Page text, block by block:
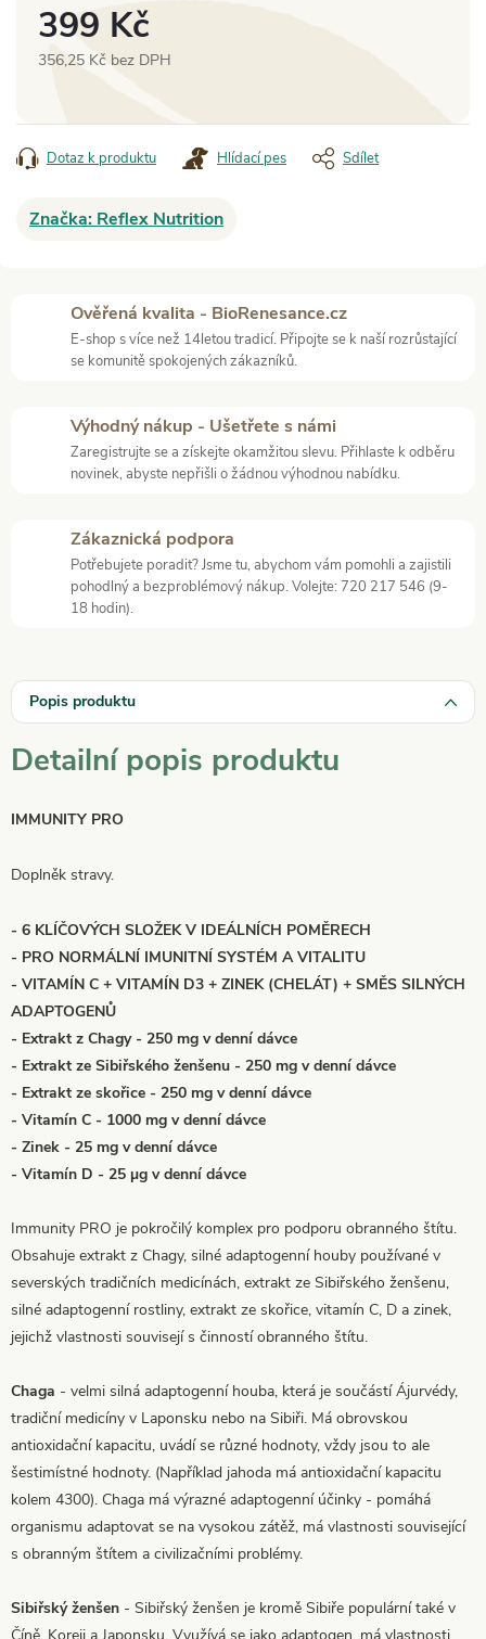
399 Kč
356,25 Kč bez DPH
Dotaz k produktu Hlídací pes Sdílet
Značka: Reflex Nutrition
Ověřená kvalita - BioRenesance.cz
E-shop s více než 14letou tradicí. Připojte se k naší rozrůstající
se komunitě spokojených zákazníků.
Výhodný nákup - Ušetřete s námi
Zaregistrujte se a získejte okamžitou slevu. Přihlaste k odběru
novinek, abyste nepřišli o žádnou výhodnou nabídku.
Zákaznická podpora
Potřebujete poradit? Jsme tu, abychom vám pomohli a zajistili
pohodlný a bezproblémový nákup. Volejte: 720 217 546 (9-
18 hodin).
Popis produktu
Detailní popis produktu
IMMUNITY PRO
Doplněk stravy.
- 6 KLÍČOVÝCH SLOŽEK V IDEÁLNÍCH POMĚRECH
- PRO NORMÁLNÍ IMUNITNÍ SYSTÉM A VITALITU
- VITAMÍN C + VITAMÍN D3 + ZINEK (CHELÁT) + SMĚS SILNÝCH
ADAPTOGENŮ
- Extrakt z Chagy - 250 mg v denní dávce
- Extrakt ze Sibiřského ženšenu - 250 mg v denní dávce
- Extrakt ze skořice - 250 mg v denní dávce
- Vitamín C - 1000 mg v denní dávce
- Zinek - 25 mg v denní dávce
- Vitamín D - 25 µg v denní dávce
Immunity PRO je pokročilý komplex pro podporu obranného štítu.
Obsahuje extrakt z Chagy, silné adaptogenní houby používané v
severských tradičních medicínách, extrakt ze Sibiřského ženšenu,
silné adaptogenní rostliny, extrakt ze skořice, vitamín C, D a zinek,
jejichž vlastnosti souvisejí s činností obranného štítu.
Chaga - velmi silná adaptogenní houba, která je součástí Ájurvédy,
tradiční medicíny v Laponsku nebo na Sibiři. Má obrovskou
antioxidační kapacitu, uvádí se různé hodnoty, vždy jsou to ale
šestimístné hodnoty. (Například jahoda má antioxidační kapacitu
kolem 4300). Chaga má výrazné adaptogenní účinky - pomáhá
organismu adaptovat se na vysokou zátěž, má vlastnosti související
s obranným štítem a civilizačními problémy.
Sibiřský ženšen - Sibiřský ženšen je kromě Sibiře populární také v
Číně, Koreji a Japonsku. Využívá se jako adaptogen, má vlastnosti